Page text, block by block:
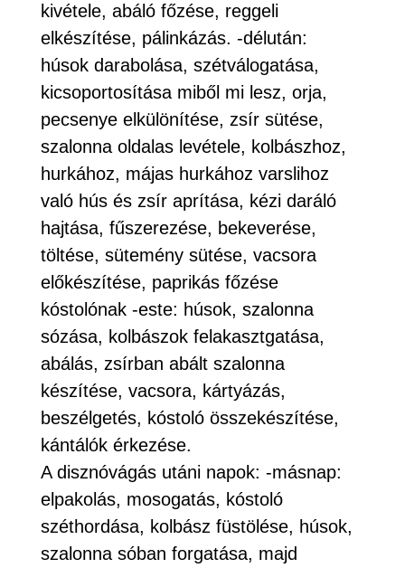
kivétele, abáló főzése, reggeli
elkészítése, pálinkázás. -délután:
húsok darabolása, szétválogatása,
kicsoportosítása miből mi lesz, orja,
pecsenye elkülönítése, zsír sütése,
szalonna oldalas levétele, kolbászhoz,
hurkához, májas hurkához varslihoz
való hús és zsír aprítása, kézi daráló
hajtása, fűszerezése, bekeverése,
töltése, sütemény sütése, vacsora
előkészítése, paprikás főzése
kóstolónak -este: húsok, szalonna
sózása, kolbászok felakasztgatása,
abálás, zsírban abált szalonna
készítése, vacsora, kártyázás,
beszélgetés, kóstoló összekészítése,
kántálók érkezése.
A disznóvágás utáni napok: -másnap:
elpakolás, mosogatás, kóstoló
széthordása, kolbász füstölése, húsok,
szalonna sóban forgatása, majd